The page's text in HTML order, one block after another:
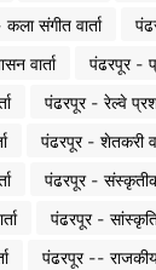
संगीत वार्ता
वार्ता
पंढरपूर -
पंढरपूर - रेल्वे
पंढरपूर - शेतकरी
पंढरपूर - संस्कृतीक
पंढरपूर -
पंढरपूर -- राजकीय